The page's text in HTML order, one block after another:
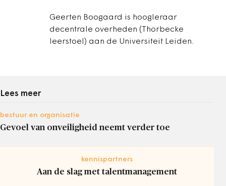
Geerten Boogaard is hoogleraar
decentrale overheden (Thorbecke
leerstoel) aan de Universiteit Leiden.
Lees meer
bestuur en organisatie
Gevoel van onveiligheid neemt verder toe
kennispartners
Aan de slag met talentmanagement